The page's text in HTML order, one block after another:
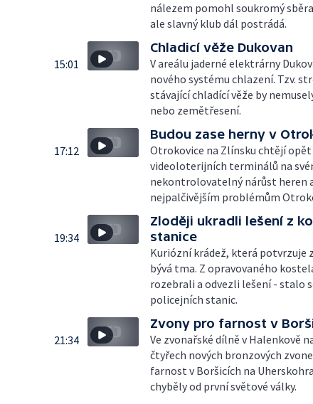
nálezem pomohl soukromý
ale slavný klub dál postrádá.
15:01
Chladicí věže Dukovan
V areálu jaderné elektrárny
nového systému chlazení. Tzv.
stávající chladící věže by
nebo zemětřesení.
17:12
Budou zase herny v
Otrokovice na Zlínsku chtějí
videoloterijních terminálů na
nekontrolovatelný nárůst heren
nejpalčivějším problémům
19:34
Zloději ukradli lešení z
stanice
Kuriózní krádež, která potvrzuje
bývá tma. Z opravovaného
rozebrali a odvezli lešení - stalo
policejních stanic.
21:34
Zvony pro farnost v
Ve zvonařské dílně v Halenkově
čtyřech nových bronzových
farnost v Boršicích na
chyběly od první světové války.